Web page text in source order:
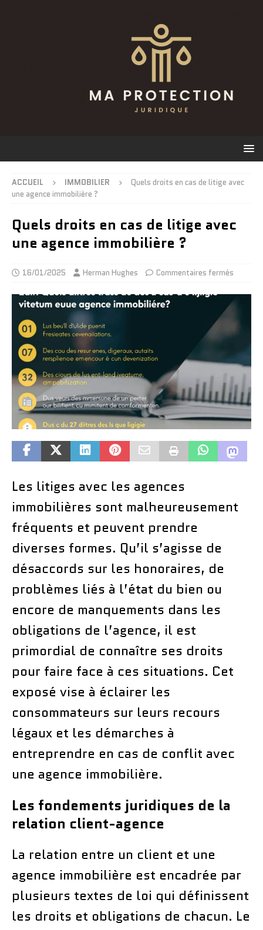
ACCUEIL IMMOBILIER
Quels droits en cas de litige avec
une agence immobilière ?
Quels droits en cas de litige avec
une agence immobilière ?
16/01/2025 Herman Hughes Commentaires fermés
Les litiges avec les agences
immobilières sont malheureusement
fréquents et peuvent prendre
diverses formes. Qu’il s’agisse de
désaccords sur les honoraires, de
problèmes liés à l’état du bien ou
encore de manquements dans les
obligations de l’agence, il est
primordial de connaître ses droits
pour faire face à ces situations. Cet
exposé vise à éclairer les
consommateurs sur leurs recours
légaux et les démarches à
entreprendre en cas de conflit avec
une agence immobilière.
Les fondements juridiques de la
relation client-agence
La relation entre un client et une
agence immobilière est encadrée par
plusieurs textes de loi qui définissent
les droits et obligations de chacun. Le